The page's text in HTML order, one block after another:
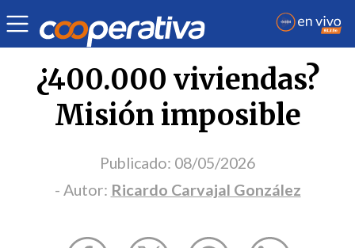
Opinión | Ricardo Carvajal González
¿400.000 viviendas?
Misión imposible
Publicado: 08/05/2026
- Autor: Ricardo Carvajal González